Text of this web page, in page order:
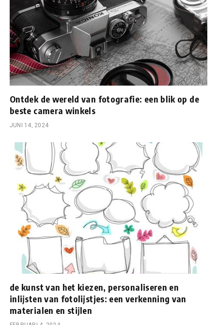
Ontdek de wereld van fotografie: een blik op de
beste camera winkels
JUNI 14, 2024
de kunst van het kiezen, personaliseren en
inlijsten van fotolijstjes: een verkenning van
materialen en stijlen